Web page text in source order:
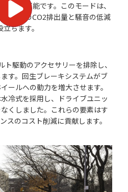
転が可能です。このモードは、
でバスのCO2排出量と騒音の低減
立ちます。
ト駆動のアクセサリーを排除し、
す。回生ブレーキシステムがブ
ールへの動力を増大させます。
冷式を採用し、ドライブユニッ
くしました。これらの要素はす
スのコスト削減に貢献します。